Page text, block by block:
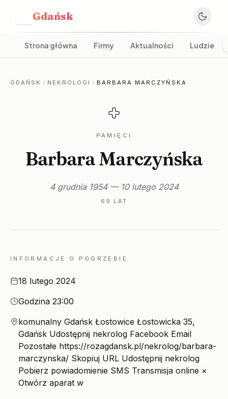
Gdańsk
Strona główna Firmy Aktualności Ludzie
GDAŃSK NEKROLOGI BARBARA MARCZYŃSKA
PAMIĘCI
Barbara Marczyńska
4 grudnia 1954 — 10 lutego 2024
69 LAT
INFORMACJE O POGRZEBIE
Data18 lutego 2024
Godzina
Godzina 23:00
Miejsce
komunalny Gdańsk Łostowice Łostowicka 35,
Gdańsk Udostępnij nekrolog Facebook Email
Pozostałe https://rozagdansk.pl/nekrolog/barbara-
marczynska/ Skopiuj URL Udostępnij nekrolog
Pobierz powiadomienie SMS Transmisja online ×
Otwórz aparat w